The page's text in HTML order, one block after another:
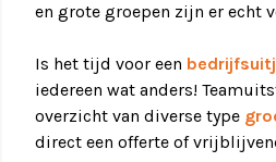
en grote groepen zijn er echt
Is het tijd voor een
iedereen wat anders!
overzicht van diverse type
direct een offerte of